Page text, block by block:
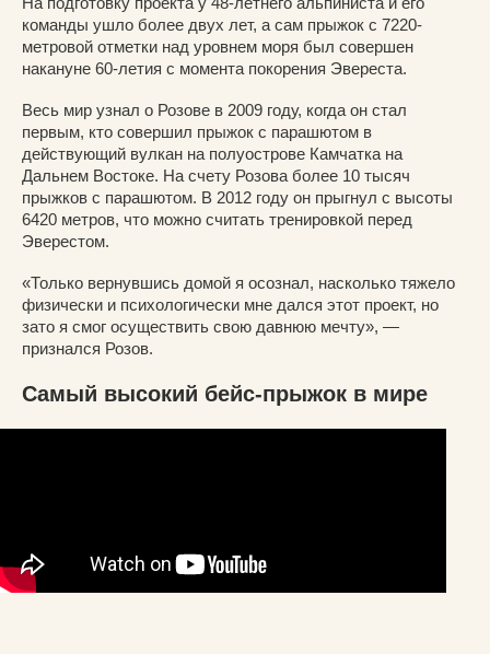
команды ушло более двух лет, а сам прыжок с 7220-
метровой отметки над уровнем моря был совершен
накануне 60-летия с момента покорения Эвереста.
Весь мир узнал о Розове в 2009 году, когда он стал
первым, кто совершил прыжок с парашютом в
действующий вулкан на полуострове Камчатка на
Дальнем Востоке. На счету Розова более 10 тысяч
прыжков с парашютом. В 2012 году он прыгнул с высоты
6420 метров, что можно считать тренировкой перед
Эверестом.
«Только вернувшись домой я осознал, насколько тяжело
физически и психологически мне дался этот проект, но
зато я смог осуществить свою давнюю мечту», —
признался Розов.
Самый высокий бейс-прыжок в мире